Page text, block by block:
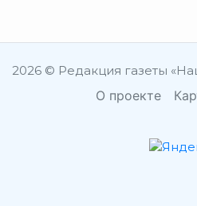
2026 © Редакция газеты
О проекте